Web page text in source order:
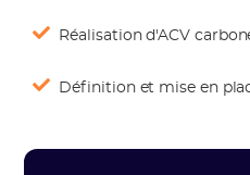
Réalisation d'ACV
Définition et mise en